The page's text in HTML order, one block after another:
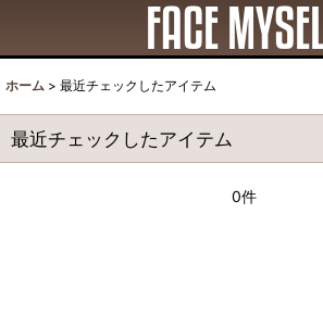
ホーム > 最近チェックしたアイテム
最近チェックしたアイテム
0件